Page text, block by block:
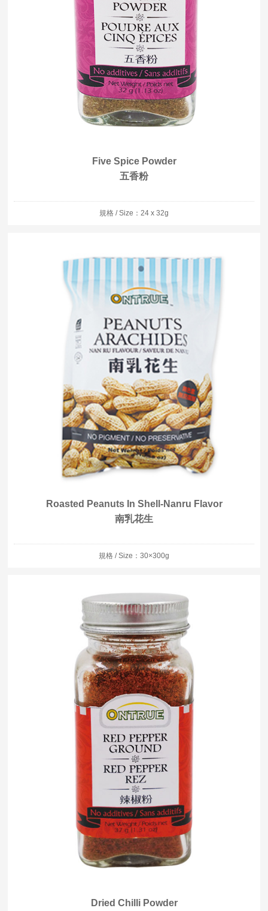
Five Spice Powder
五香粉
規格 / Size：24 x 32g
Roasted Peanuts In Shell-Nanru Flavor
南乳花生
規格 / Size：30×300g
Dried Chilli Powder